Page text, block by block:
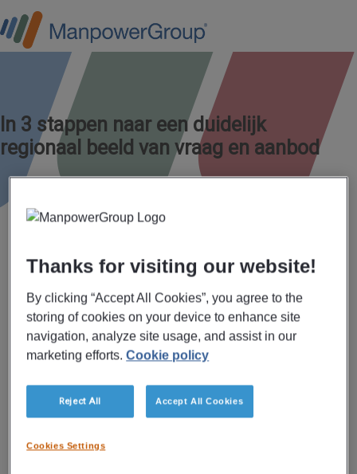
In 3 stappen naar een duidelijk
regionaal beeld van vraag en aanbod
Type personeel
1
Omgeving Resultaat!
Naar welk type personeel bent u op
Thanks for visiting our website!
By clicking “Accept All Cookies”, you agree to the
storing of cookies on your device to enhance site
navigation, analyze site usage, and assist in our
marketing efforts.Cookie policy
Cookies Settings
Reject All Accept All Cookies